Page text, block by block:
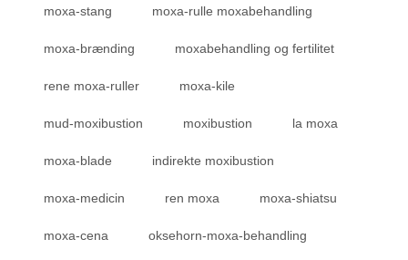
moxa-stang moxa-rulle moxabehandling
moxa-brænding moxabehandling og fertilitet
rene moxa-ruller moxa-kile
mud-moxibustion moxibustion la moxa
moxa-blade indirekte moxibustion
moxa-medicin ren moxa moxa-shiatsu
moxa-cena oksehorn-moxa-behandling